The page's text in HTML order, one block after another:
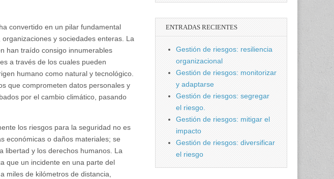
convertido en un pilar fundamental
y sociedades enteras. La
han traído consigo innumerables
a través de los cuales pueden
humano como natural y tecnológico.
que comprometen datos personales y
por el cambio climático, pasando
los riesgos para la seguridad no es
económicas o daños materiales; se
libertad y los derechos humanos. La
que un incidente en una parte del
miles de kilómetros de distancia,
ENTRADAS RECIENTES
Gestión de riesgos: resiliencia
organizacional
Gestión de riesgos: monitorizar
y adaptarse
Gestión de riesgos: segregar
el riesgo.
Gestión de riesgos: mitigar el
impacto
Gestión de riesgos: diversificar
el riesgo